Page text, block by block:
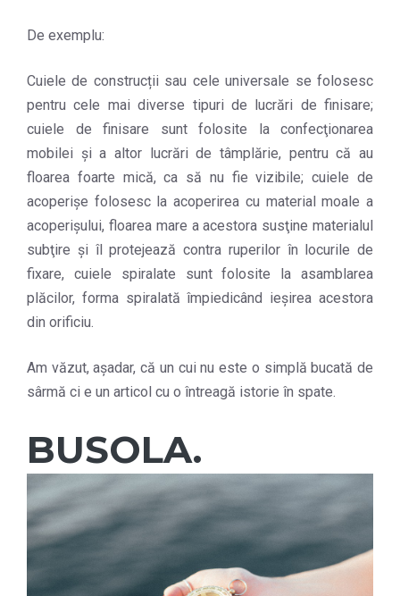
De exemplu:
Cuiele de construcții sau cele universale se folosesc
pentru cele mai diverse tipuri de lucrări de finisare;
cuiele de finisare sunt folosite la confecţionarea
mobilei şi a altor lucrări de tâmplărie, pentru că au
floarea foarte mică, ca să nu fie vizibile; cuiele de
acoperișe folosesc la acoperirea cu material moale a
acoperişului, floarea mare a acestora susţine materialul
subţire şi îl protejează contra ruperilor în locurile de
fixare, cuiele spiralate sunt folosite la asamblarea
plăcilor, forma spiralată împiedicând ieşirea acestora
din orificiu.
Am văzut, așadar, că un cui nu este o simplă bucată de
sârmă ci e un articol cu o întreagă istorie în spate.
BUSOLA.